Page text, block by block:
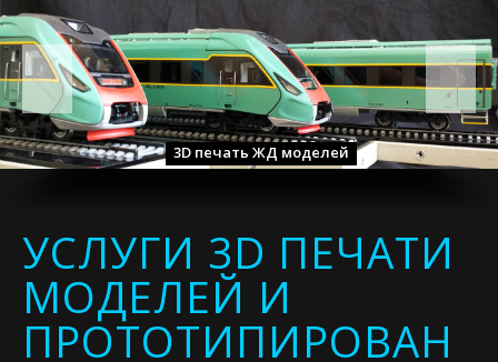
3D печать ЖД моделей
УСЛУГИ 3D ПЕЧАТИ
МОДЕЛЕЙ И
ПРОТОТИПИРОВАН